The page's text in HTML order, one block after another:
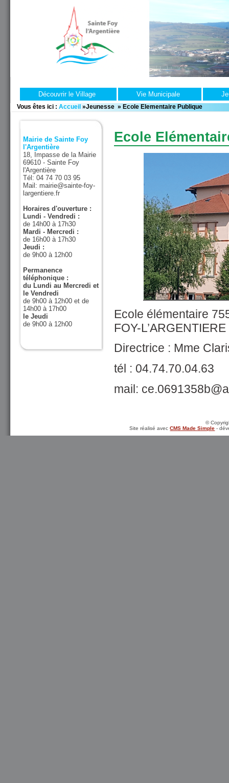
Découvrir le Village Vie Municipale
Vous êtes ici : Accueil »Jeunesse » Ecole Elementaire Publique
Mairie de Sainte Foy
l'Argentière
18, Impasse de la Mairie
69610 - Sainte Foy
l'Argentière
Tél: 04 74 70 03 95
Mail: mairie@sainte-foy-
largentiere.fr
Horaires d'ouverture :
Lundi - Vendredi :
de 14h00 à 17h30
Mardi - Mercredi :
de 16h00 à 17h30
Jeudi :
de 9h00 à 12h00
Permanence
téléphonique :
du Lundi au Mercredi et
le Vendredi
de 9h00 à 12h00 et de
14h00 à 17h00
le Jeudi
de 9h00 à 12h00
Ecole
Ecole élémentaire
FOY-L’ARGENTIERE
Directrice : Mme
tél : 04.74.70.04.63
mail:
©
Site réalisé avecCMS Made Simple -